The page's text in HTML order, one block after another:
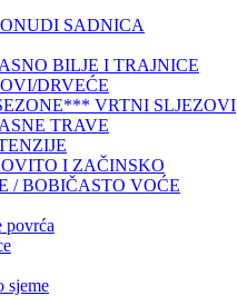
SADNICA
BILJE I TRAJNICE
DRVEĆE
VRTNI SLJEZOVI
TRAVE
I ZAČINSKO
/ BOBIČASTO VOĆE
povrća
sjeme